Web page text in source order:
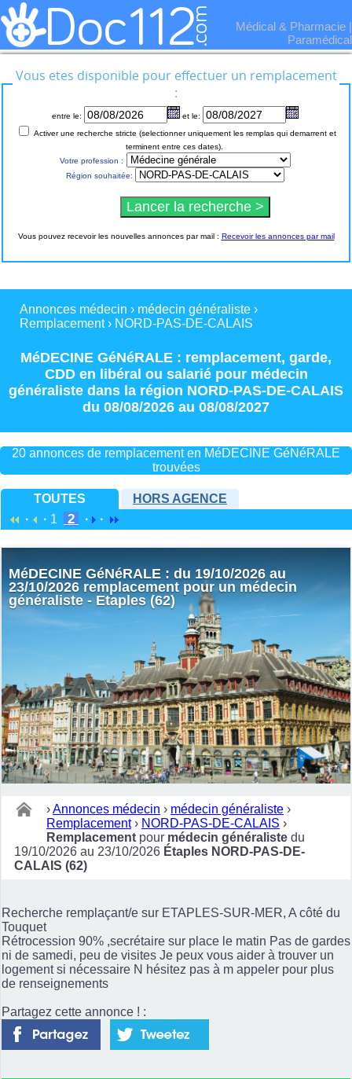
Médical & Pharmacie |
Paramédical
Vous etes disponible pour effectuer un remplacement
:
entre le:
et le:
terminent entre ces dates).
Votre profession :
Région souhaitée:
Vous pouvez recevoir les nouvelles annonces par mail : Recevoir les annonces par mail
Annonces médecin › médecin généraliste ›
Remplacement › NORD-PAS-DE-CALAIS
MéDECINE GéNéRALE : remplacement, garde,
CDDen libéral ou salariépour médecin
généraliste dans la région NORD-PAS-DE-CALAIS
du 08/08/2026 au 08/08/2027
20 annonces de remplacement en MéDECINE GéNéRALE
trouvées
TOUTES
HORS AGENCE
·
· 1 2 · ·
MéDECINE GéNéRALE : du 19/10/2026 au
23/10/2026 remplacement pour un médecin
généraliste - Etaples (62)
›Annonces médecin › médecin généraliste ›
Remplacement › NORD-PAS-DE-CALAIS ›
Remplacement pour médecin généraliste du
19/10/2026 au 23/10/2026 Étaples NORD-PAS-DE-
CALAIS (62)
Recherche remplaçant/e sur ETAPLES-SUR-MER, A côté du
Touquet
Rétrocession 90% ,secrétaire sur place le matin Pas de gardes
ni de samedi, peu de visites Je peux vous aider à trouver un
logement si nécessaire N hésitez pas à m appeler pour plus
de renseignements
Partagez cette annonce ! :